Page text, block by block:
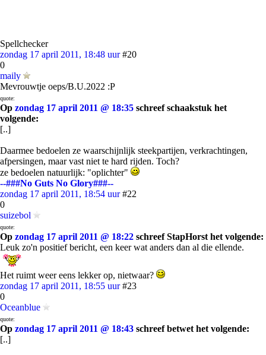
Spellchecker
zondag 17 april 2011, 18:48 uur #20
0
maily
Mevrouwtje oeps/B.U.2022 :P
quote:
Op zondag 17 april 2011 @ 18:35 schreef schaakstuk het
volgende:
[..]
Daarmee bedoelen ze waarschijnlijk steekpartijen, verkrachtingen,
afpersingen, maar vast niet te hard rijden. Toch?
ze bedoelen natuurlijk: "oplichter"
--###No Guts No Glory###--
zondag 17 april 2011, 18:54 uur #22
0
suizebol
quote:
Op zondag 17 april 2011 @ 18:22 schreef StapHorst het volgende:
Leuk zo'n positief bericht, een keer wat anders dan al die ellende.
Het ruimt weer eens lekker op, nietwaar?
zondag 17 april 2011, 18:55 uur #23
0
Oceanblue
quote:
Op zondag 17 april 2011 @ 18:43 schreef betwet het volgende:
[..]